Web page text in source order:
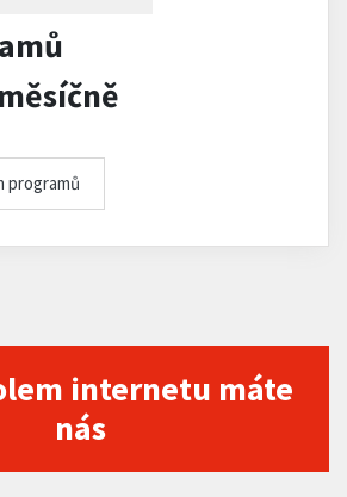
programů
internetu máte
nás